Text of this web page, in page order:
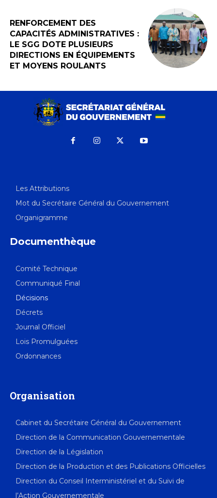
RENFORCEMENT DES
CAPACITÉS ADMINISTRATIVES :
LE SGG DOTE PLUSIEURS
DIRECTIONS EN ÉQUIPEMENTS
ET MOYENS ROULANTS
Les Attributions
Mot du Secrétaire Général du Gouvernement
Organigramme
Documenthèque
Comité Technique
Communiqué Final
Décisions
Décrets
Journal Officiel
Lois Promulguées
Ordonnances
Organisation
Cabinet du Secrétaire Général du Gouvernement
Direction de la Communication Gouvernementale
Direction de la Législation
Direction de la Production et des Publications Officielles
Direction du Conseil Interministériel et du Suivi de
l’Action Gouvernementale